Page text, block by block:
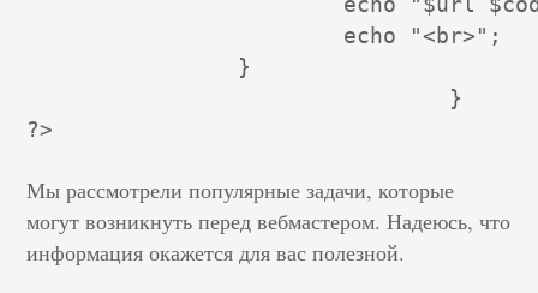
Мы рассмотрели популярные задачи, которые
могут возникнуть перед вебмастером. Надеюсь, что
информация окажется для вас полезной.